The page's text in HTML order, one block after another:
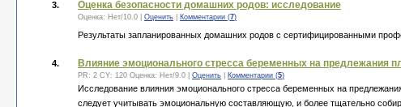
3. Оценка безопасности домашних родов: исследование
Оценка: Нет/10.0 Оценить Комментарии (7)
Результаты запланированных домашних родов с сертифицированными
4. Влияние эмоционального стресса беременных на предлежания
PR: 2 CY: 120 Оценка: Нет/9.0 Оценить Комментарии (5)
Исследование влияния эмоционального стресса беременных на
следует учитывать эмоциональную составляющую, и более тщательно